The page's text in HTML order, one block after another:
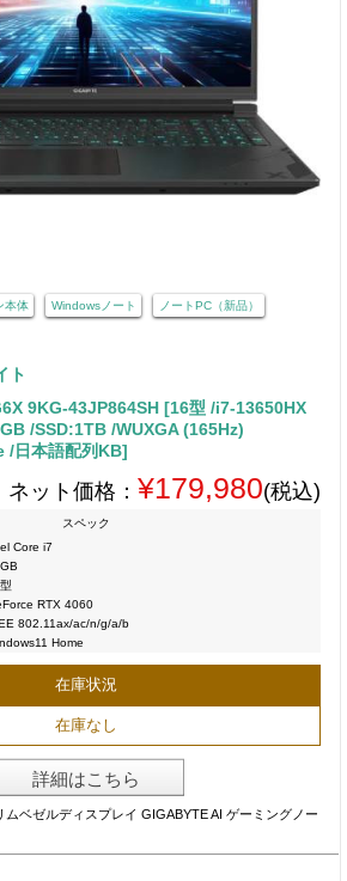
本体 Windowsノート ノートPC（新品）
ト
9KG-43JP864SH [16型 /i7-13650HX
/SSD:1TB /WUXGA (165Hz)
/日本語配列KB]
ネット価格： ¥179,980(税込)
スペック
Core i7
RTX 4060
802.11ax/ac/n/g/a/b
Home
在庫状況
在庫なし
詳細はこちら
ベゼルディスプレイ GIGABYTE AI ゲーミングノー